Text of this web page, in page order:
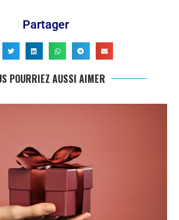
Partager
POURRIEZ AUSSI AIMER